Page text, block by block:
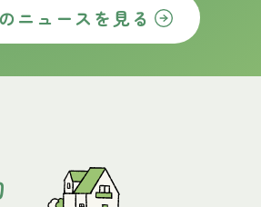
ニュースを見る